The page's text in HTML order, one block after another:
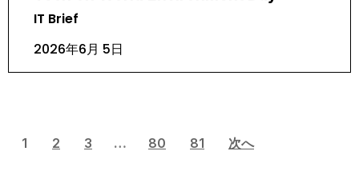
IT Brief
2026年6月 5日
1 2 3 … 80 81 次へ